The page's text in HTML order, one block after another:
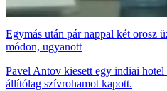
Egymás után pár nappal két orosz
módon, ugyanott
Pavel Antov kiesett egy indiai hotel
állítólag szívrohamot kapott.